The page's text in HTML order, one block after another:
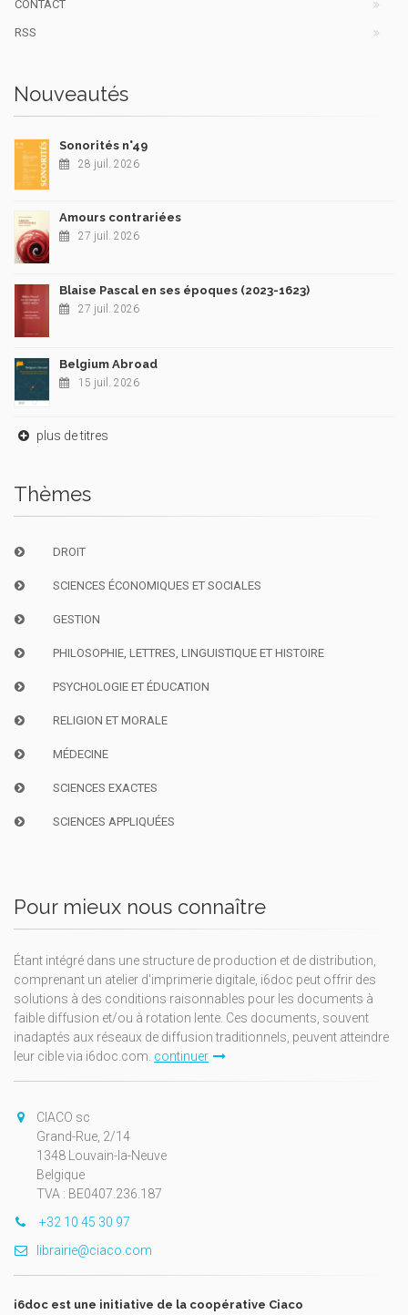
CONTACT
RSS
Nouveautés
Sonorités n°49
28 juil. 2026
Amours contrariées
27 juil. 2026
Blaise Pascal en ses époques (2023-1623)
27 juil. 2026
Belgium Abroad
15 juil. 2026
plus de titres
Thèmes
DROIT
SCIENCES ÉCONOMIQUES ET SOCIALES
GESTION
PHILOSOPHIE, LETTRES, LINGUISTIQUE ET HISTOIRE
PSYCHOLOGIE ET ÉDUCATION
RELIGION ET MORALE
MÉDECINE
SCIENCES EXACTES
SCIENCES APPLIQUÉES
Pour mieux nous connaître
Étant intégré dans une structure de production et de distribution,
comprenant un atelier d'imprimerie digitale, i6doc peut offrir des
solutions à des conditions raisonnables pour les documents à
faible diffusion et/ou à rotation lente. Ces documents, souvent
inadaptés aux réseaux de diffusion traditionnels, peuvent atteindre
leur cible via i6doc.com. continuer
CIACO sc
Grand-Rue, 2/14
1348 Louvain-la-Neuve
Belgique
TVA : BE0407.236.187
+32 10 45 30 97
librairie@ciaco.com
i6doc est une initiative de la coopérative Ciaco